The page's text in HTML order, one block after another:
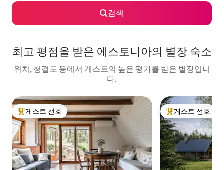
검색
최고 평점을 받은 에스토니아의 별장 숙소
위치, 청결도 등에서 게스트의 높은 평가를 받은 별장입니
다.
상위 게스트 선호
게스트 선호 상위 게스트 선호
게스트 선호